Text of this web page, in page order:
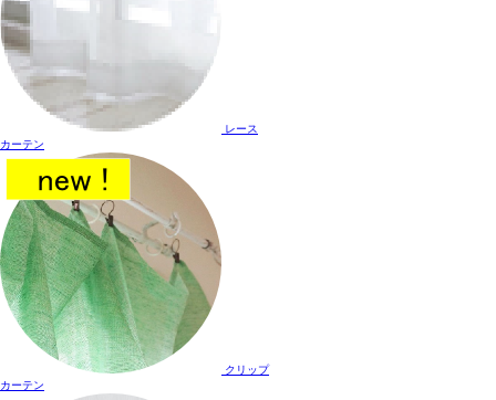
レース
カーテン
クリップ
カーテン